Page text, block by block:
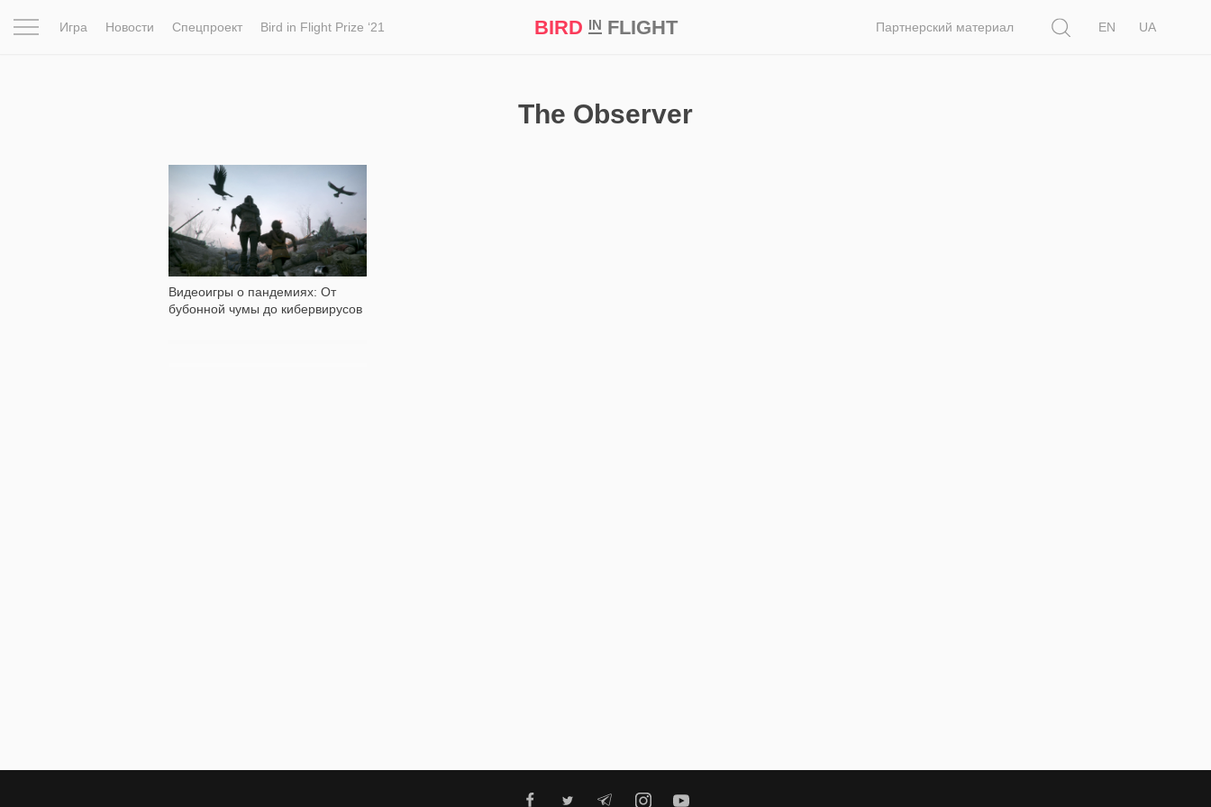
Игра Новости Спецпроект Bird in Flight Prize ‘21 BIRD INFLIGHT Партнерский материал
EN
UA
The Observer
Видеоигры о пандемиях: От
бубонной чумы до кибервирусов
1 453